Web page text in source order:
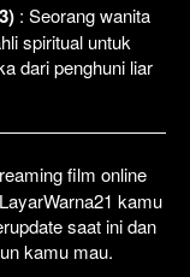
: Seorang wanita
spiritual untuk
dari penghuni liar
film online
kamu
saat ini dan
kamu mau.